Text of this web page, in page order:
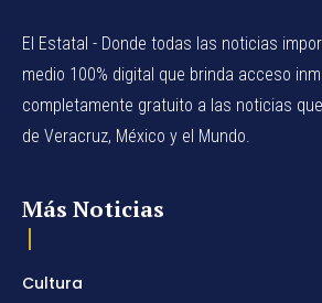
El Estatal - Donde todas las noticias
medio 100% digital que brinda acceso
completamente gratuito a las noticias
de Veracruz, México y el Mundo.
Más Noticias
Cultura